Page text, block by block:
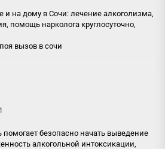
и на дому в Сочи: лечение алкоголизма,
помощь нарколога круглосуточно,
вызов в сочи
безопасно начать выведение
алкогольной интоксикации,